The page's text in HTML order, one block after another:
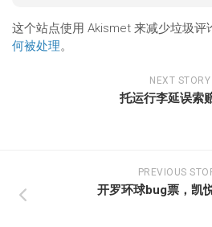
这个站点使用 Akismet 来减少垃圾评
何被处理。
NEXT STORY
托运行李延误索
PREVIOUS
开罗环球bug票，凯